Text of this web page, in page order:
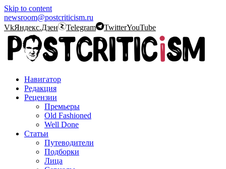
Skip to content
newsroom@postcriticism.ru
VkЯндекс.Дзен Telegram TwitterYouTube
Навигатор
Редакция
Рецензии
Премьеры
Old Fashioned
Well Done
Статьи
Путеводители
Подборки
Лица